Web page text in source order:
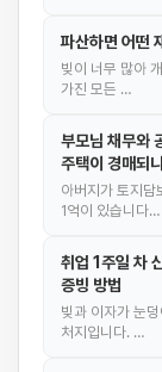
파산하면 어떤
빚이 너무 많아
가진 모든 …
부모님 채무와
주택이 경매되
아버지가 토지담
1억이 있습니다…
취업 1주일 차
증빙 방법
빚과 이자가 눈
처지입니다. …